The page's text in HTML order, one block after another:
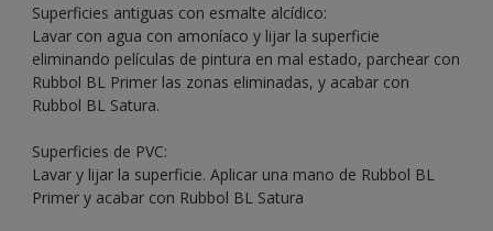
Superficies antiguas con esmalte alcídico:
Lavar con agua con amoníaco y lijar la superficie
eliminando películas de pintura en mal estado, parchear con
Rubbol BL Primer las zonas eliminadas, y acabar con
Rubbol BL Satura.
Superficies de PVC:
Lavar y lijar la superficie. Aplicar una mano de Rubbol BL
Primer y acabar con Rubbol BL Satura